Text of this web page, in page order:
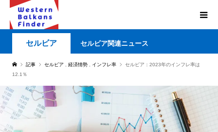
セルビア セルビア関連ニュース
記事 セルビア 経済情勢 インフレ率
セルビア：2023年のインフレ率は
12.1％